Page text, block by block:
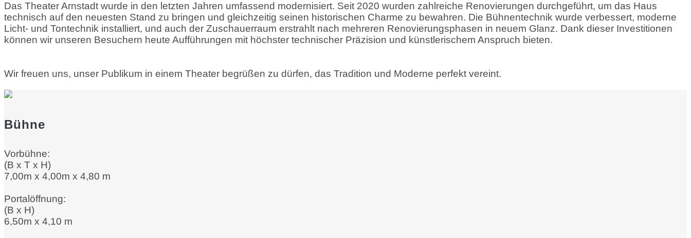
Das Theater Arnstadt wurde in den letzten Jahren umfassend modernisiert. Seit 2020 wurden zahlreiche Renovierungen durchgeführt, um das Haus
technisch auf den neuesten Stand zu bringen und gleichzeitig seinen historischen Charme zu bewahren. Die Bühnentechnik wurde verbessert, moderne
Licht- und Tontechnik installiert, und auch der Zuschauerraum erstrahlt nach mehreren Renovierungsphasen in neuem Glanz. Dank dieser Investitionen
können wir unseren Besuchern heute Aufführungen mit höchster technischer Präzision und künstlerischem Anspruch bieten.
Wir freuen uns, unser Publikum in einem Theater begrüßen zu dürfen, das Tradition und Moderne perfekt vereint.
Bühne
Vorbühne:
(B x T x H)
7,00m x 4,00m x 4,80 m
Portalöffnung:
(B x H)
6,50m x 4,10 m